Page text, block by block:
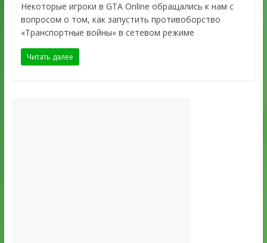
Некоторые игроки в GTA Online обращались к нам с
вопросом о том, как запустить противоборство
«Транспортные войны» в сетевом режиме
Читать далее